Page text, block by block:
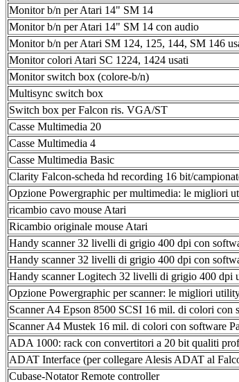
Monitor b/n per Atari 14" SM 14
Monitor b/n per Atari 14" SM 14 con audio
Monitor b/n per Atari SM 124, 125, 144, SM 146
Monitor colori Atari SC 1224, 1424 usati
Monitor switch box (colore-b/n)
Multisync switch box
Switch box per Falcon ris. VGA/ST
Casse Multimedia 20
Casse Multimedia 4
Casse Multimedia Basic
Clarity Falcon-scheda hd recording 16 bit/
Opzione Powergraphic per multimedia: le migliori
ricambio cavo mouse Atari
Ricambio originale mouse Atari
Handy scanner 32 livelli di grigio 400 dpi con
Handy scanner 32 livelli di grigio 400 dpi con
Handy scanner Logitech 32 livelli di grigio 400 dpi
Opzione Powergraphic per scanner: le migliori
Scanner A4 Epson 8500 SCSI 16 mil. di colori con
Scanner A4 Mustek 16 mil. di colori con software
ADA 1000: rack con convertitori a 20 bit qualiti
ADAT Interface (per collegare Alesis ADAT al
Cubase-Notator Remote controller